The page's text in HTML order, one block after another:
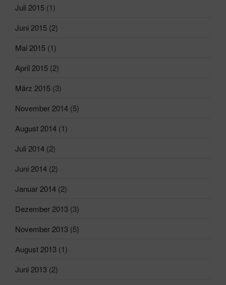
Juli 2015 (1)
Juni 2015 (2)
Mai 2015 (1)
April 2015 (2)
März 2015 (3)
November 2014 (5)
August 2014 (1)
Juli 2014 (2)
Juni 2014 (2)
Januar 2014 (2)
Dezember 2013 (3)
November 2013 (5)
August 2013 (1)
Juni 2013 (2)